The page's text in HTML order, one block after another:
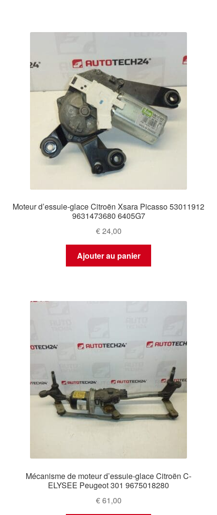
Moteur d’essuie-glace Citroën Xsara Picasso 53011912
9631473680 6405G7
€24,00
Ajouter au panier
Mécanisme de moteur d’essuie-glace Citroën C-
ELYSEE Peugeot 301 9675018280
€61,00